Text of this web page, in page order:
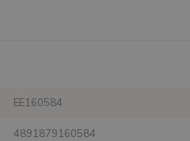
EE160584
4891879160584